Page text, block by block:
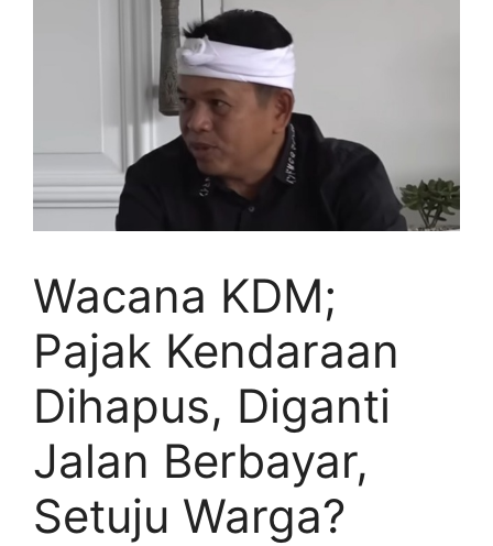
Wacana KDM;
Pajak Kendaraan
Dihapus, Diganti
Jalan Berbayar,
Setuju Warga?